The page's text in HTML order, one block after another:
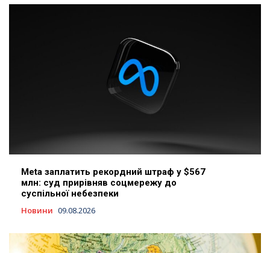
Meta заплатить рекордний штраф у $567
млн: суд прирівняв соцмережу до
суспільної небезпеки
Новини 09.08.2026